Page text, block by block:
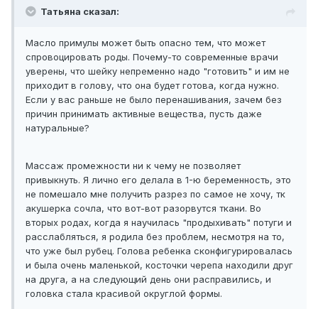
Татьяна сказал:
Масло примулы может быть опасно тем, что может
спровоцировать роды. Почему-то современные врачи
уверены, что шейку непременно надо "готовить" и им не
приходит в голову, что она будет готова, когда нужно.
Если у вас раньше не было перенашивания, зачем без
причин принимать активные вещества, пусть даже
натуральные?
Массаж промежности ни к чему не позволяет
привыкнуть. Я лично его делала в 1-ю беременность, это
не помешало мне получить разрез по самое не хочу, тк
акушерка сочла, что вот-вот разорвутся ткани. Во
вторых родах, когда я научилась "продыхивать" потуги и
расслабляться, я родила без проблем, несмотря на то,
что уже был рубец. Голова ребенка сконфигурировалась
и была очень маленькой, косточки черепа находили друг
на друга, а на следующий день они расправились, и
головка стала красивой округлой формы.